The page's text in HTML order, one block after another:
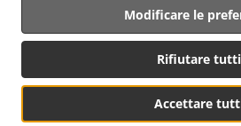
Accettare
Rifiutare tutti
Modificare le
Supportato da:
Octograficus |<a